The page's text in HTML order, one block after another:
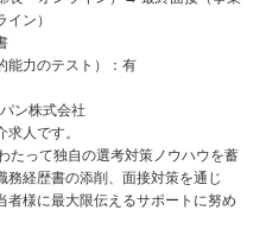
ン）
能力のテスト）：有
ン株式会社
人です。
たって独自の選考対策ノウハウを蓄
経歴書の添削、面接対策を通じ
者様に最大限伝えるサポートに努め